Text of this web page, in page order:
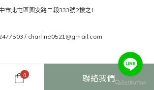
聯絡我們
市北屯區興安路二段333號2樓之1
/ charline0521@gmail.com